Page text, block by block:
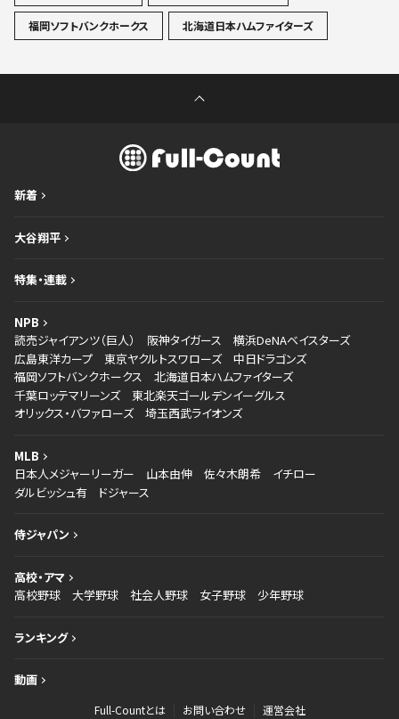
福岡ソフトバンクホークス 北海道日本ハムファイターズ
新着
大谷翔平
特集・連載
NPB
読売ジャイアンツ（巨人）
阪神タイガース
横浜DeNAベイスターズ
広島東洋カープ
東京ヤクルトスワローズ
中日ドラゴンズ
福岡ソフトバンクホークス
北海道日本ハムファイターズ
千葉ロッテマリーンズ
東北楽天ゴールデンイーグルス
オリックス・バファローズ
埼玉西武ライオンズ
MLB
日本人メジャーリーガー
山本由伸 佐々木朗希
イチロー
ダルビッシュ有
ドジャース
侍ジャパン
高校・アマ
高校野球
大学野球 社会人野球 女子野球 少年野球
ランキング
動画
Full-Countとは お問い合わせ 運営会社